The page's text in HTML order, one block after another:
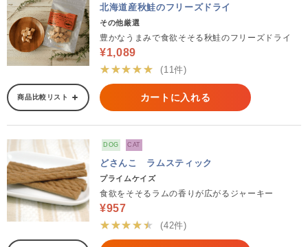
北海道産秋鮭のフリーズドライ
その他厳選
豊かなうまみで食欲そそる秋鮭のフリーズドライ
¥1,089
★★★★★
(11件)
商品比較リスト カートに入れる
DOG CAT
どさんこ ラムスティック
プライムケイズ
食欲をそそるラムの香りが広がるジャーキー
¥957
★★★★★
(42件)